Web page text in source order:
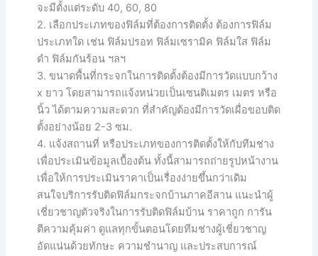
จะมีตั้งแต่ระดับ 40, 60, 80
2. เลือกประเภทของฟิล์มที่ต้องการติดตั้ง ต้องการฟิล์ม
ประเภทใด เช่น ฟิล์มปรอท ฟิล์มเซรามิค ฟิล์มใส ฟิล์ม
ดำ ฟิล์มกันร้อน ฯลฯ
3. ขนาดพื้นที่กระจกในการติดตั้งต้องมีการวัดแบบกว้าง
x ยาว โดยสามารถแจ้งหน่วยเป็นเซนติเมตร เมตร หรือ
นิ้ว ได้ตามความสะดวก ที่สำคัญต้องมีการวัดเผื่อขอบติด
ตั้งอย่างน้อย 2-3 ซม.
4. แจ้งสถานที่ หรือประเภทของการติดตั้งให้กับทีมช่าง
เพื่อประเมินข้อมูลเบื้องต้น ทั้งนี้สามารถถ่ายรูปหน้างาน
เพื่อให้การประเมินราคาเป็นเรื่องง่ายขึ้นกว่าเดิม
สนใจบริการรับติดฟิล์มกระจกบ้านภาคอีสาน แนะนำผู้
เชี่ยวชาญตัวจริงในการรับติดฟิล์มบ้าน ราคาถูก การัน
ตีความคุ้มค่า ดูแลทุกขั้นตอนโดยทีมช่างผู้เชี่ยวชาญ
อัดแน่นด้วยทักษะ ความชำนาญ และประสบการณ์